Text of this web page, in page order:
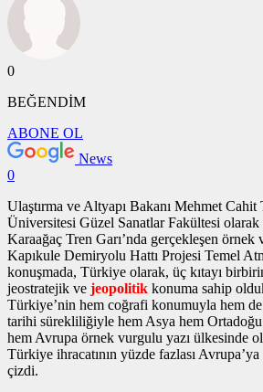
0
BEĞENDİM
ABONE OL
News
0
Ulaştırma ve Altyapı Bakanı Mehmet
Üniversitesi Güzel Sanatlar Fakültesi olarak
Karaağaç Tren Garı’nda gerçekleşen örnek
Kapıkule Demiryolu Hattı Projesi Temel
konuşmada, Türkiye olarak, üç kıtayı
jeostratejik ve jeopolitik konuma sahip
Türkiye’nin hem coğrafi konumuyla hem
tarihi sürekliliğiyle hem Asya hem
hem Avrupa örnek vurgulu yazı ülkesinde
Türkiye ihracatının yüzde fazlası
çizdi.